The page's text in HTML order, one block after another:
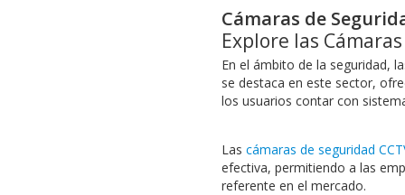
Cámaras de
Explore las
En el ámbito de la seguridad,
se destaca en este sector,
los usuarios contar con
Las cámaras de seguridad
efectiva, permitiendo a las
referente en el mercado.